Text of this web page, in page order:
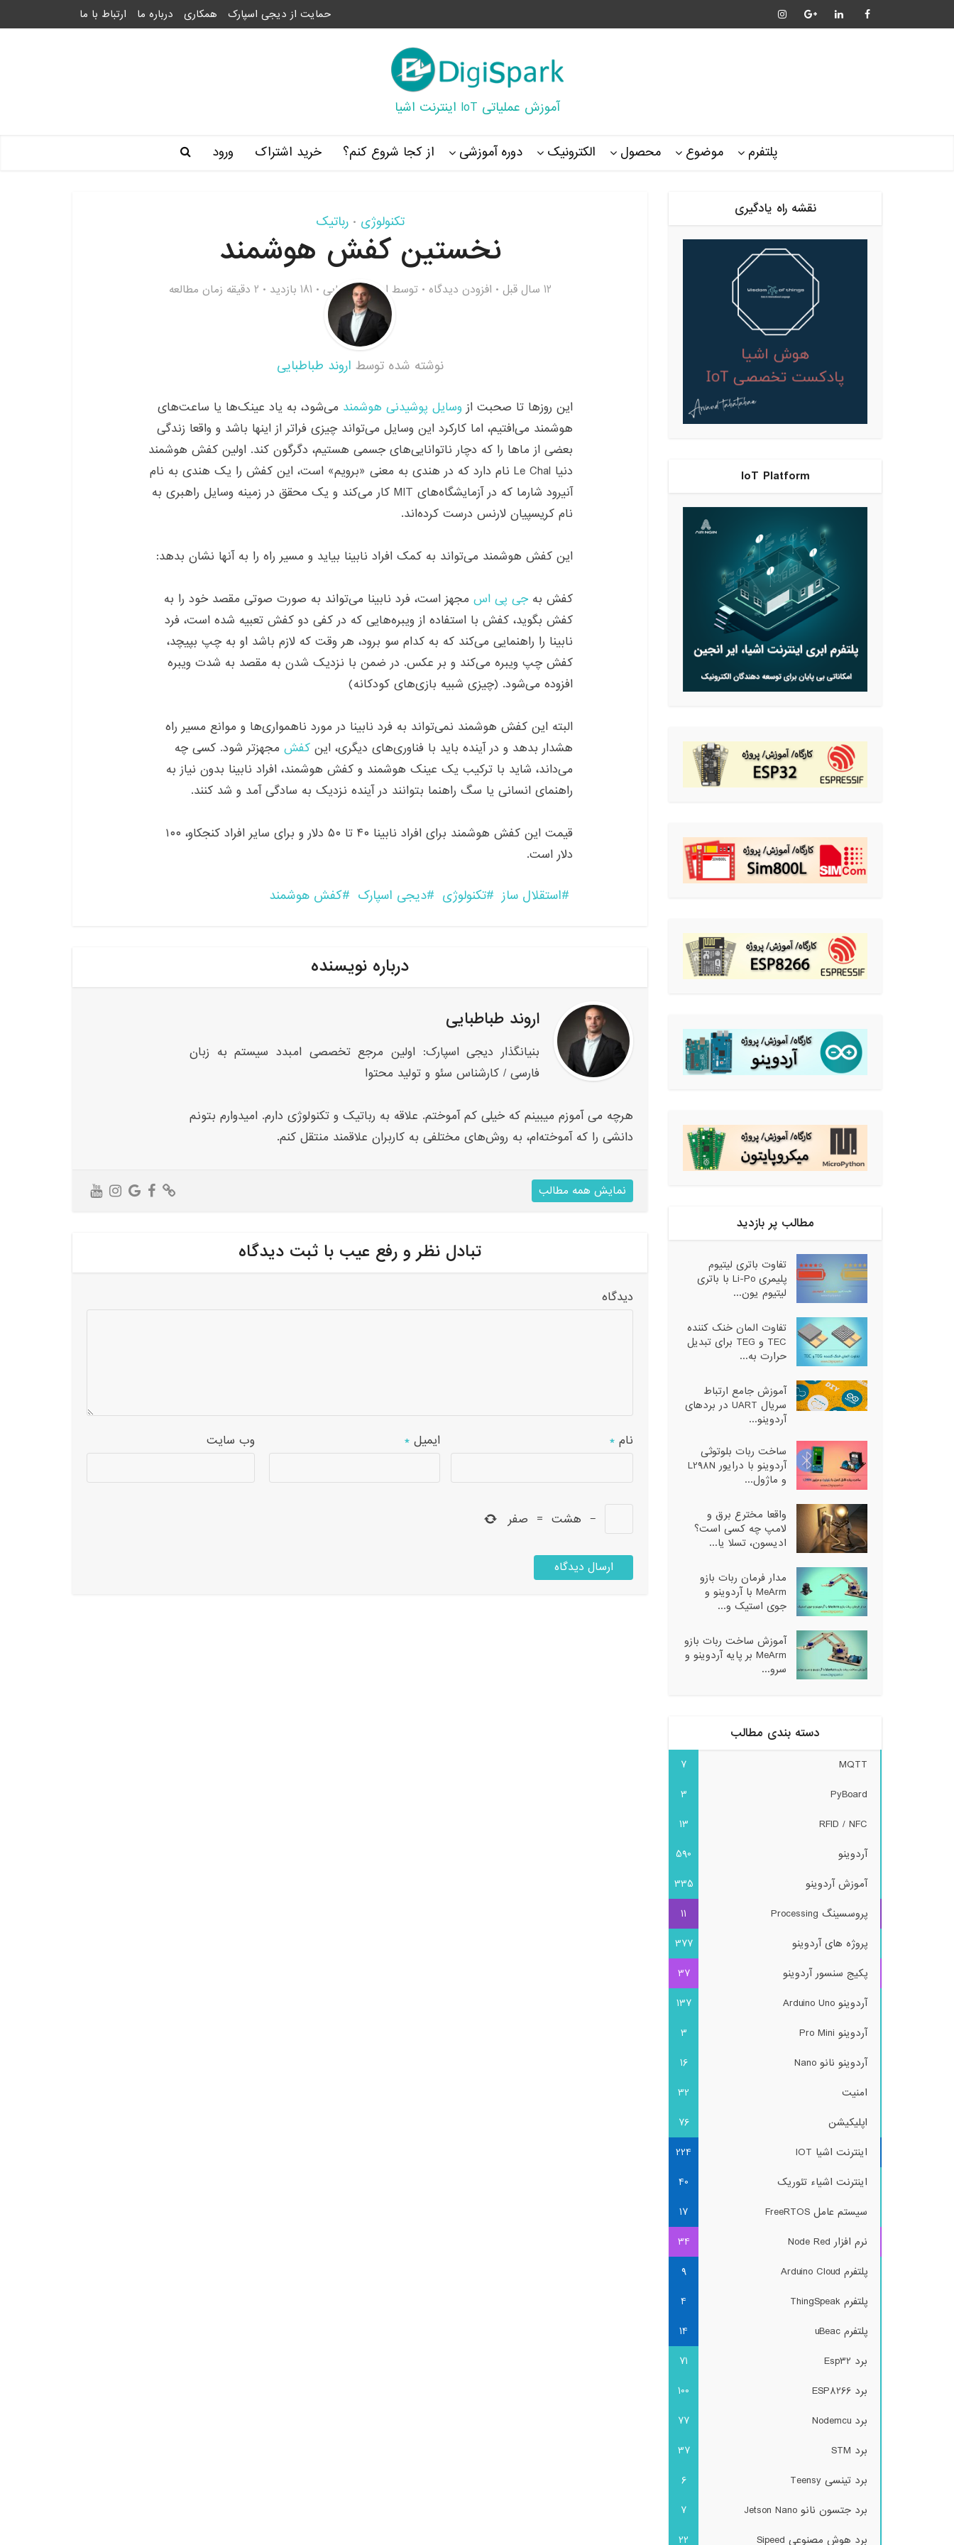
حمایت از دیجی اسپارک همکاری درباره ما ارتباط با ما
آموزش عملیاتی IoT اینترنت اشیا
پلتفرم موضوع محصول الکترونیک دوره آموزشی از کجا شروع کنم؟ خرید اشتراک ورود
تکنولوژی • رباتیک
نخستین کفش هوشمند
12 سال قبل افزودن دیدگاه توسط اروند طباطبایی 181 بازدید 2 دقیقه زمان مطالعه
نوشته شده توسط اروند طباطبایی
این روزها تا صحبت از وسایل پوشیدنی هوشمند می‌شود، به یاد عینک‌ها یا ساعت‌های
هوشمند می‌افتیم، اما کارکرد این وسایل می‌تواند چیزی فراتر از اینها باشد و واقعا زندگی
بعضی از ماها را که دچار ناتوانایی‌های جسمی هستیم، دگرگون کند. اولین کفش هوشمند
دنیا Le Chal نام دارد که در هندی به معنی «برویم» است، این کفش را یک هندی به نام
آنیرود شارما که در آزمایشگاه‌های MIT کار می‌کند و یک محقق در زمینه وسایل راهبری به
نام کریسپیان لارنس درست کرده‌اند.
این کفش هوشمند می‌تواند به کمک افراد نابینا بیاید و مسیر راه را به آنها نشان بدهد:
کفش به جی پی اس مجهز است، فرد نابینا می‌تواند به صورت صوتی مقصد خود را به
کفش بگوید، کفش با استفاده از ویبره‌هایی که در کفی دو کفش تعبیه شده است، فرد
نابینا را راهنمایی می‌کند که به کدام سو برود، هر وقت که لازم باشد او به چپ بپیچد،
کفش چپ ویبره می‌کند و بر عکس. در ضمن با نزدیک شدن به مقصد به شدت ویبره
افزوده می‌شود. (چیزی شبیه بازی‌های کودکانه)
البته این کفش هوشمند نمی‌تواند به فرد نابینا در مورد ناهمواری‌ها و موانع مسیر راه
هشدار بدهد و در آینده باید با فناوری‌های دیگری، این کفش مجهزتر شود. کسی چه
می‌داند، شاید با ترکیب یک عینک هوشمند و کفش هوشمند، افراد نابینا بدون نیاز به
راهنمای انسانی یا سگ راهنما بتوانند در آینده نزدیک به سادگی آمد و شد کنند.
قیمت این کفش هوشمند برای افراد نابینا ۴۰ تا ۵۰ دلار و برای سایر افراد کنجکاو، ۱۰۰
دلار است.
استقلال ساز تکنولوژی دیجی اسپارک کفش هوشمند
درباره نویسنده
اروند طباطبایی
بنیانگذار دیجی اسپارک: اولین مرجع تخصصی امبدد سیستم به زبان
فارسی / کارشناس سئو و تولید محتوا
هرچه می آموزم میبینم که خیلی کم آموختم. علاقه به رباتیک و تکنولوژی دارم. امیدوارم بتونم
دانشی را که آموخته‌ام، به روش‌های مختلفی به کاربران علاقمند منتقل کنم.
نمایش همه مطالب
تبادل نظر و رفع عیب با ثبت دیدگاه
دیدگاه
نام * ایمیل * وب‌ سایت
− هشت = صفر
نقشه راه یادگیری
IoT Platform
مطالب پر بازدید
تفاوت باتری لیتیوم
پلیمری Li-Po با باتری
لیتیوم یون...
تفاوت المان خنک کننده
TEC و TEG برای تبدیل
حرارت به...
آموزش جامع ارتباط
سریال UART در بردهای
آردوینو...
ساخت ربات بلوتوثی
آردوینو با درایور L298N
و ماژول...
واقعا مخترع برق و
لامپ چه کسی است؟
ادیسون، تسلا یا...
مدار فرمان ربات بازو
MeArm با آردوینو و
جوی استیک و...
آموزش ساخت ربات بازو
MeArm بر پایه آردوینو و
سرو...
دسته بندی مطالب
MQTT
7
PyBoard
3
RFID / NFC
13
آردوینو
590
آموزش آردوینو
335
پروسسینگ Processing
11
پروژه های آردوینو
377
پکیج سنسور آردوینو
37
آردوینو Arduino Uno
137
آردوینو Pro Mini
3
آردوینو نانو Nano
16
امنیت
32
اپلیکیشن
76
اینترنت اشیا IOT
224
اینترنت اشیاء تئوریک
40
سیستم عامل FreeRTOS
17
نرم افزار Node Red
34
پلتفرم Arduino Cloud
9
پلتفرم ThingSpeak
4
پلتفرم uBeac
14
برد Esp32
71
برد ESP8266
100
برد Nodemcu
77
برد STM
37
برد تینسی Teensy
6
برد جتسون نانو Jetson Nano
7
برد هوش مصنوعی Sipeed
22